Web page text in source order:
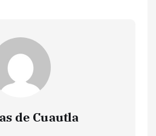
de Cuautla